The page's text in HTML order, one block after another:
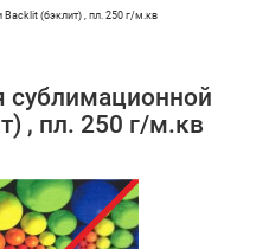
Backlit (бэклит) , пл. 250 г/м.кв
сублимационной
, пл. 250 г/м.кв